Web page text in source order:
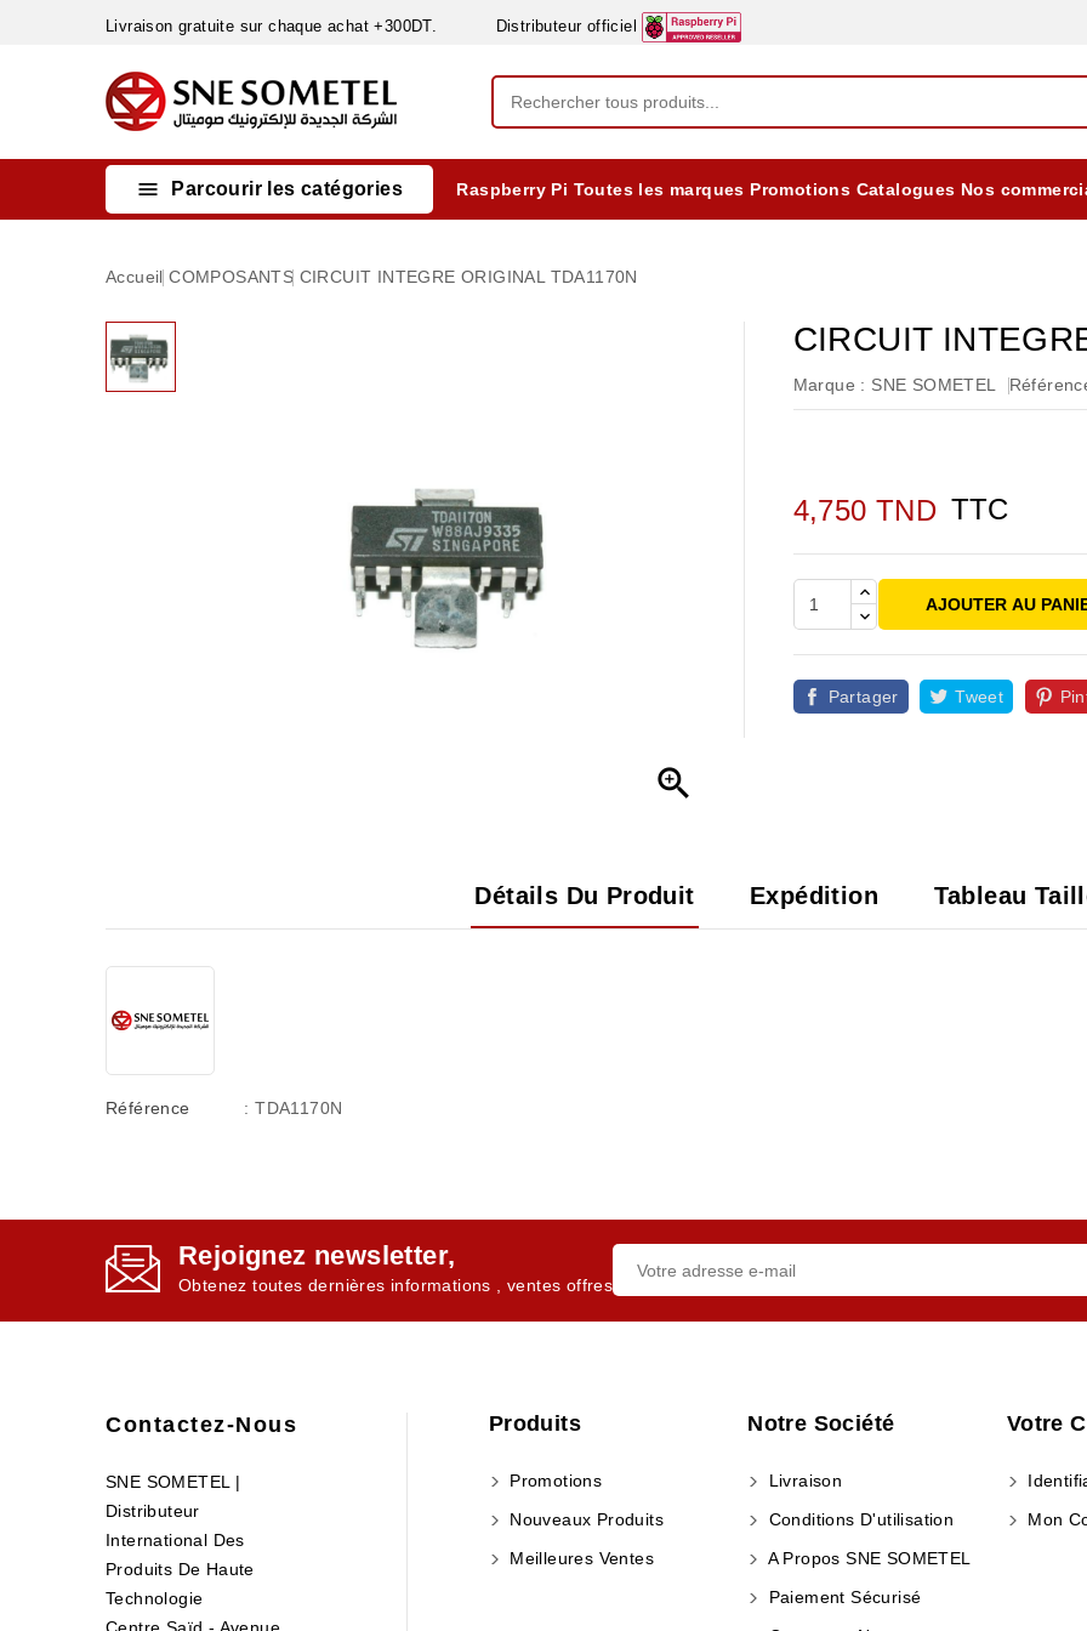
Livraison gratuite sur chaque achat +300DT. Distributeur officiel
 Parcourir les catégories Raspberry Pi Toutes les marques Promotions Catalogues Nos
Accueil COMPOSANTS CIRCUIT INTEGRE ORIGINAL TDA1170N

CIRCUIT
Marque : SNE SOMETEL
4,750 TND TTC
AJOUTER AU
Partager Tweet
Détails Du Produit Expédition Tableau
Référence : TDA1170N
Rejoignez newsletter,
Obtenez toutes dernières informations , ventes offres
Contactez-Nous
SNE SOMETEL |
Distributeur
International Des
Produits De Haute
Technologie
Produits
Promotions
Nouveaux Produits
Meilleures Ventes
Notre Société
Livraison
Conditions D'utilisation
A Propos SNE SOMETEL
Paiement Sécurisé
Votre
Mon